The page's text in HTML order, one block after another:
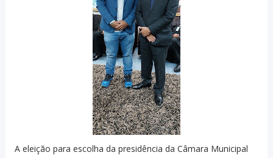
A eleição para escolha da presidência da Câmara Municipal